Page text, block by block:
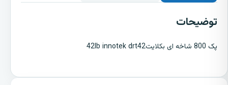
توضیحات
پک 800 شاخه ای بکلایت42lb innotek drt42